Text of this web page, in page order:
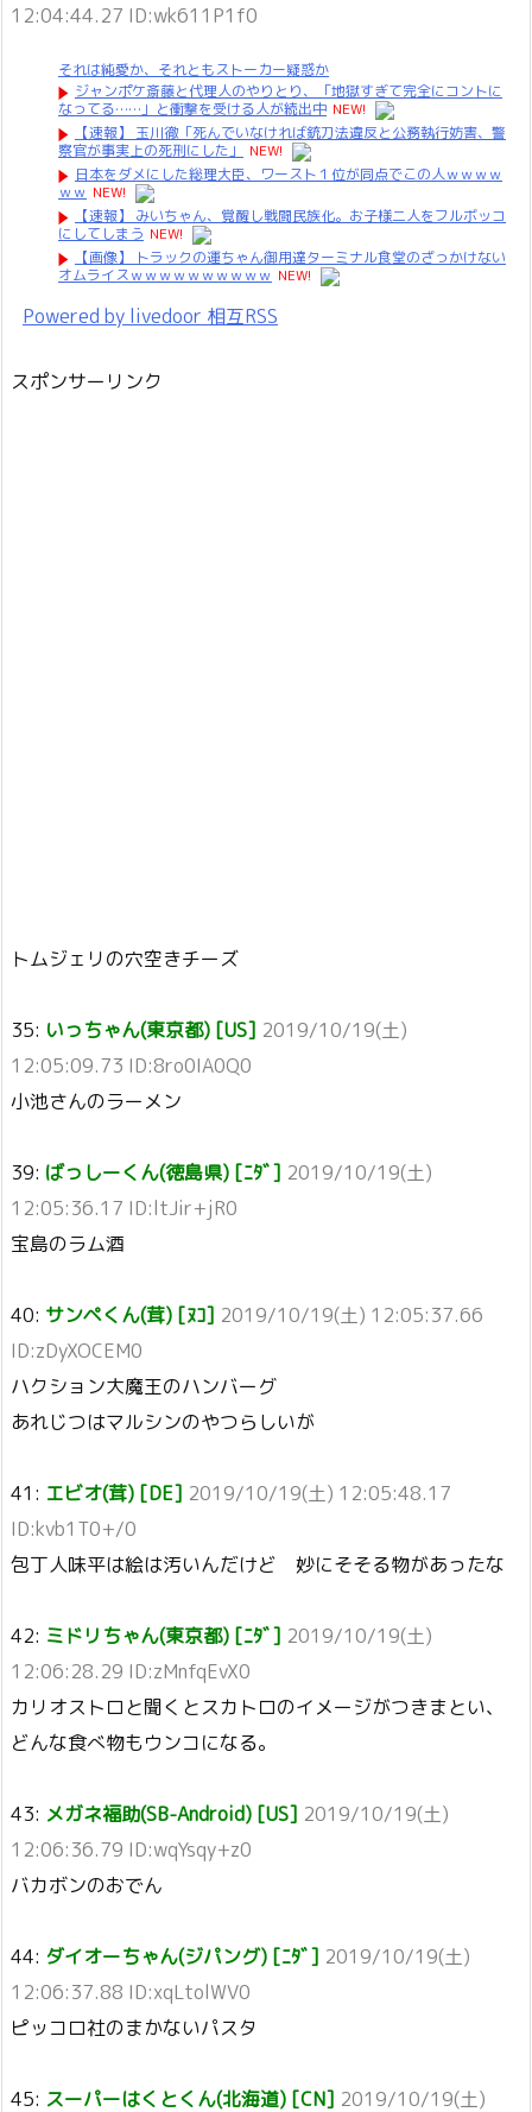
12:04:44.27 ID:wk611P1f0
それは純愛か、それともストーカー疑惑か
ジャンポケ斎藤と代理人のやりとり、「地獄すぎて完全にコントに
なってる……」と衝撃を受ける人が続出中 NEW!
【速報】 玉川徹「死んでいなければ銃刀法違反と公務執行妨害、警
察官が事実上の死刑にした」
NEW!
日本をダメにした総理大臣、ワースト１位が同点でこの人ｗｗｗｗ
ｗｗ NEW!
【速報】 みいちゃん、覚醒し戦闘民族化。お子様二人をフルボッコ
にしてしまう NEW!
【画像】 トラックの運ちゃん御用達ターミナル食堂のざっかけない
オムライスｗｗｗｗｗｗｗｗｗｗ NEW!
Powered by livedoor 相互RSS
スポンサーリンク
トムジェリの穴空きチーズ
35: いっちゃん(東京都) [US] 2019/10/19(土)
12:05:09.73 ID:8ro0IA0Q0
小池さんのラーメン
39: ばっしーくん(徳島県) [ﾆﾀﾞ] 2019/10/19(土)
12:05:36.17 ID:ltJir+jR0
宝島のラム酒
40: サンペくん(茸) [ﾇｺ] 2019/10/19(土) 12:05:37.66
ID:zDyXOCEM0
ハクション大魔王のハンバーグ
あれじつはマルシンのやつらしいが
41: エビオ(茸) [DE] 2019/10/19(土) 12:05:48.17
ID:kvb1T0+/0
包丁人味平は絵は汚いんだけど 妙にそそる物があったな
42: ミドリちゃん(東京都) [ﾆﾀﾞ] 2019/10/19(土)
12:06:28.29 ID:zMnfqEvX0
カリオストロと聞くとスカトロのイメージがつきまとい、
どんな食べ物もウンコになる。
43: メガネ福助(SB-Android) [US] 2019/10/19(土)
12:06:36.79 ID:wqYsqy+z0
バカボンのおでん
44: ダイオーちゃん(ジパング) [ﾆﾀﾞ] 2019/10/19(土)
12:06:37.88 ID:xqLtolWV0
ピッコロ社のまかないパスタ
45: スーパーはくとくん(北海道) [CN] 2019/10/19(土)